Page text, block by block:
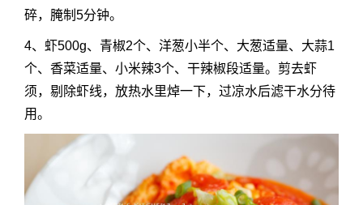
碎，腌制5分钟。
4、虾500g、青椒2个、洋葱小半个、大葱适量、大蒜1
个、香菜适量、小米辣3个、干辣椒段适量。剪去虾
须，剔除虾线，放热水里焯一下，过凉水后滤干水分待
用。